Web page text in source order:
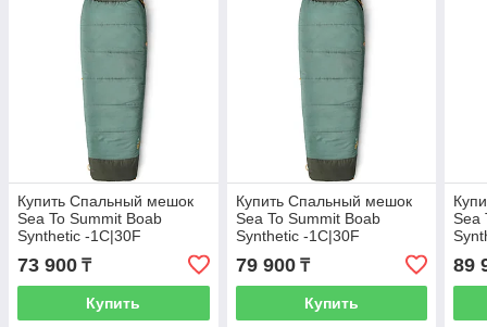
Купить Cпальный мешок
Sea To Summit Boab
Synthetic -1C|30F
73 900 ₸
Купить
Купить Спальный мешок
Sea To Summit Boab
Synthetic -1C|30F
79 900₸
Купить
Sea
89